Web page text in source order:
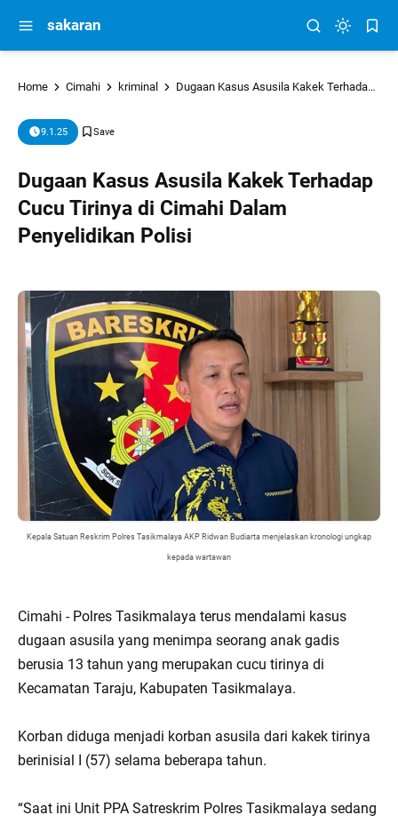
sakaran
Home Cimahi kriminal Dugaan Kasus Asusila Kakek Terhadap Cucu Tirinya di Cimahi Dalam Penyelidikan Polisi
9.1.25
Dugaan Kasus Asusila Kakek Terhadap
Cucu Tirinya di Cimahi Dalam
Penyelidikan Polisi
Kepala Satuan Reskrim Polres Tasikmalaya AKP Ridwan Budiarta menjelaskan kronologi ungkap
kepada wartawan
Cimahi - Polres Tasikmalaya terus mendalami kasus
dugaan asusila yang menimpa seorang anak gadis
berusia 13 tahun yang merupakan cucu tirinya di
Kecamatan Taraju, Kabupaten Tasikmalaya.
Korban diduga menjadi korban asusila dari kakek tirinya
berinisial I (57) selama beberapa tahun.
“Saat ini Unit PPA Satreskrim Polres Tasikmalaya sedang